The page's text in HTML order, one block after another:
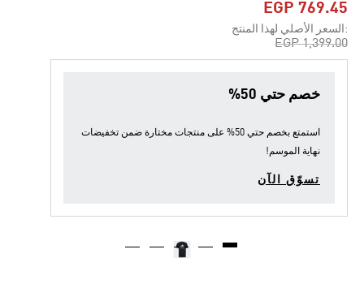
EGP 769.45
:السعر الأصلي لهذا المنتج
Price reduced from
EGP 1,399.00
to
خصم حتي 50%
استمتع بخصم حتي 50% على منتجات مختارة ضمن
تخفيضات
نهاية الموسم!
تسوّق الآن